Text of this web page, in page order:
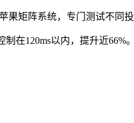
矩阵系统，专门测试不同投
在120ms以内，提升近66%